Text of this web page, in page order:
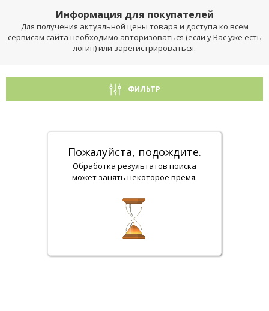
Информация для покупателей
Для получения актуальной цены товара и доступа ко всем
сервисам сайта необходимо авторизоваться (если у Вас уже есть
логин) или зарегистрироваться.
ФИЛЬТР
Пожалуйста, подождите.
Обработка результатов поиска
может занять некоторое время.